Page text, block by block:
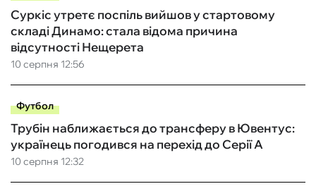
10 серпня 12:56
Суркіс утретє поспіль вийшов у стартовому
складі Динамо: стала відома причина
відсутності Нещерета
Футбол
10 серпня 12:32
Трубін наближається до трансферу в Ювентус:
українець погодився на перехід до Серії А